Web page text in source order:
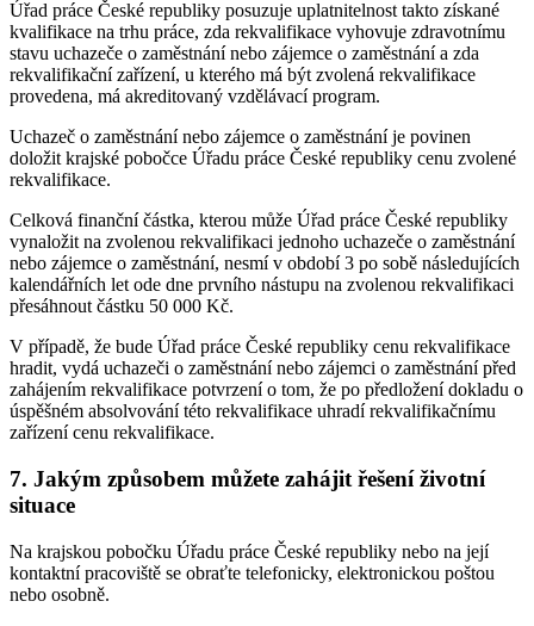
Úřad práce České republiky posuzuje uplatnitelnost takto získané
kvalifikace na trhu práce, zda rekvalifikace vyhovuje zdravotnímu
stavu uchazeče o zaměstnání nebo zájemce o zaměstnání a zda
rekvalifikační zařízení, u kterého má být zvolená rekvalifikace
provedena, má akreditovaný vzdělávací program.
Uchazeč o zaměstnání nebo zájemce o zaměstnání je povinen
doložit krajské pobočce Úřadu práce České republiky cenu zvolené
rekvalifikace.
Celková finanční částka, kterou může Úřad práce České republiky
vynaložit na zvolenou rekvalifikaci jednoho uchazeče o zaměstnání
nebo zájemce o zaměstnání, nesmí v období 3 po sobě následujících
kalendářních let ode dne prvního nástupu na zvolenou rekvalifikaci
přesáhnout částku 50 000 Kč.
V případě, že bude Úřad práce České republiky cenu rekvalifikace
hradit, vydá uchazeči o zaměstnání nebo zájemci o zaměstnání před
zahájením rekvalifikace potvrzení o tom, že po předložení dokladu o
úspěšném absolvování této rekvalifikace uhradí rekvalifikačnímu
zařízení cenu rekvalifikace.
7. Jakým způsobem můžete zahájit řešení životní
situace
Na krajskou pobočku Úřadu práce České republiky nebo na její
kontaktní pracoviště se obraťte telefonicky, elektronickou poštou
nebo osobně.